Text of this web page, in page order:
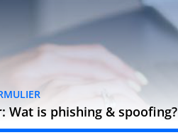
Wat is phishing & spoofing?